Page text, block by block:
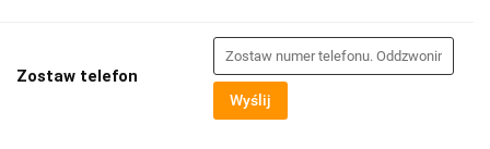
Zostaw telefon
Wyślij